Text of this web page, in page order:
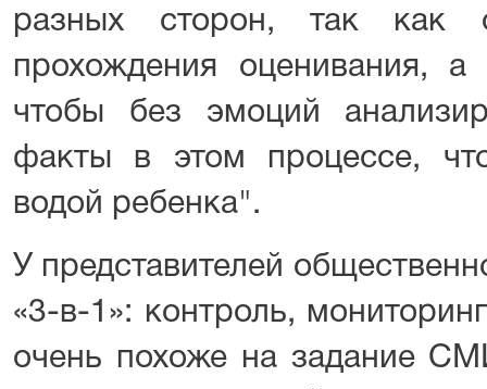
разных сторон, так как
прохождения оценивания,
чтобы без эмоций
факты в этом процессе,
водой ребенка".
У представителей
«3-в-1»: контроль,
очень похоже на задание